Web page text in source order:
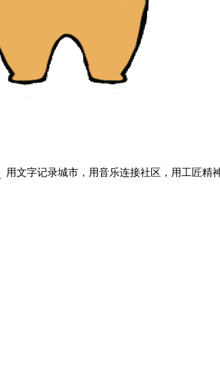
用文字记录城市，用音乐连接社区，用工匠精